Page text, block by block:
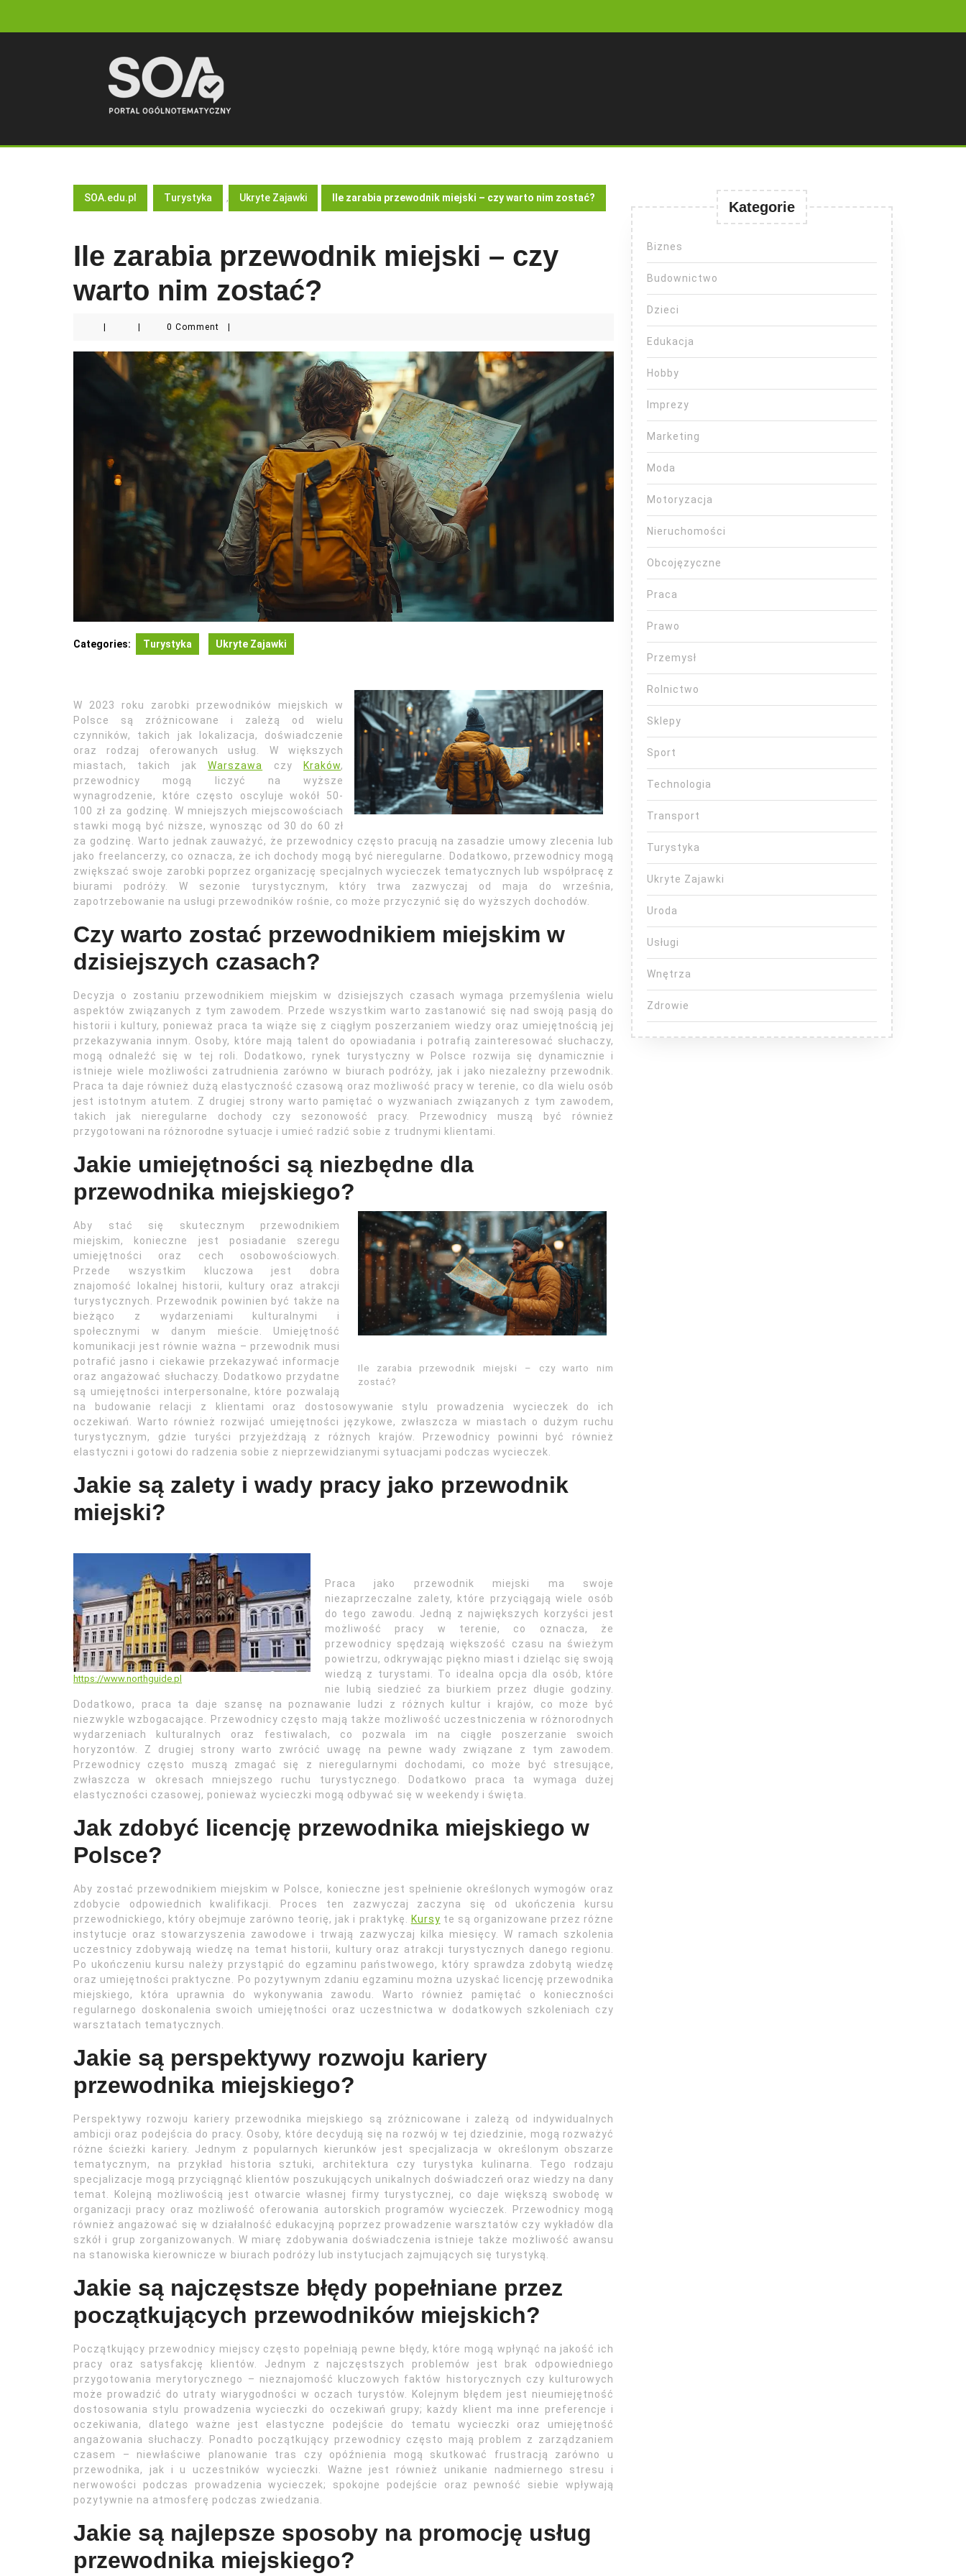
SOA.edu.pl Turystyka , Ukryte Zajawki Ile zarabia przewodnik miejski – czy warto nim zostać?
Ile zarabia przewodnik miejski – czy
warto nim zostać?
0 Comment
Categories: Turystyka Ukryte Zajawki
W 2023 roku zarobki przewodników miejskich w
Polsce są zróżnicowane i zależą od wielu
czynników, takich jak lokalizacja, doświadczenie
oraz rodzaj oferowanych usług. W większych
miastach, takich jakWarszawa czy Kraków,
przewodnicy mogą liczyć na wyższe
wynagrodzenie, które często oscyluje wokół 50-
100 zł za godzinę. W mniejszych miejscowościach
stawki mogą być niższe, wynosząc od 30 do 60 zł
za godzinę. Warto jednak zauważyć, że przewodnicy często pracują na zasadzie umowy zlecenia lub
jako freelancerzy, co oznacza, że ich dochody mogą być nieregularne. Dodatkowo, przewodnicy mogą
zwiększać swoje zarobki poprzez organizację specjalnych wycieczek tematycznych lub współpracę z
biurami podróży. W sezonie turystycznym, który trwa zazwyczaj od maja do września,
zapotrzebowanie na usługi przewodników rośnie, co może przyczynić się do wyższych dochodów.
Czy warto zostać przewodnikiem miejskim w
dzisiejszych czasach?
Decyzja o zostaniu przewodnikiem miejskim w dzisiejszych czasach wymaga przemyślenia wielu
aspektów związanych z tym zawodem. Przede wszystkim warto zastanowić się nad swoją pasją do
historii i kultury, ponieważ praca ta wiąże się z ciągłym poszerzaniem wiedzy oraz umiejętnością jej
przekazywania innym. Osoby, które mają talent do opowiadania i potrafią zainteresować słuchaczy,
mogą odnaleźć się w tej roli. Dodatkowo, rynek turystyczny w Polsce rozwija się dynamicznie i
istnieje wiele możliwości zatrudnienia zarówno w biurach podróży, jak i jako niezależny przewodnik.
Praca ta daje również dużą elastyczność czasową oraz możliwość pracy w terenie, co dla wielu osób
jest istotnym atutem. Z drugiej strony warto pamiętać o wyzwaniach związanych z tym zawodem,
takich jak nieregularne dochody czy sezonowość pracy. Przewodnicy muszą być również
przygotowani na różnorodne sytuacje i umieć radzić sobie z trudnymi klientami.
Jakie umiejętności są niezbędne dla
przewodnika miejskiego?
Ile zarabia przewodnik miejski – czy warto nim
zostać?
Aby stać się skutecznym przewodnikiem
miejskim, konieczne jest posiadanie szeregu
umiejętności oraz cech osobowościowych.
Przede wszystkim kluczowa jest dobra
znajomość lokalnej historii, kultury oraz atrakcji
turystycznych. Przewodnik powinien być także na
bieżąco z wydarzeniami kulturalnymi i
społecznymi w danym mieście. Umiejętność
komunikacji jest równie ważna – przewodnik musi
potrafić jasno i ciekawie przekazywać informacje
oraz angażować słuchaczy. Dodatkowo przydatne
są umiejętności interpersonalne, które pozwalają
na budowanie relacji z klientami oraz dostosowywanie stylu prowadzenia wycieczek do ich
oczekiwań. Warto również rozwijać umiejętności językowe, zwłaszcza w miastach o dużym ruchu
turystycznym, gdzie turyści przyjeżdżają z różnych krajów. Przewodnicy powinni być również
elastyczni i gotowi do radzenia sobie z nieprzewidzianymi sytuacjami podczas wycieczek.
Jakie są zalety i wady pracy jako przewodnik
miejski?
https://www.northguide.pl
Praca jako przewodnik miejski ma swoje
niezaprzeczalne zalety, które przyciągają wiele osób
do tego zawodu. Jedną z największych korzyści jest
możliwość pracy w terenie, co oznacza, że
przewodnicy spędzają większość czasu na świeżym
powietrzu, odkrywając piękno miast i dzieląc się swoją
wiedzą z turystami. To idealna opcja dla osób, które
nie lubią siedzieć za biurkiem przez długie godziny.
Dodatkowo, praca ta daje szansę na poznawanie ludzi z różnych kultur i krajów, co może być
niezwykle wzbogacające. Przewodnicy często mają także możliwość uczestniczenia w różnorodnych
wydarzeniach kulturalnych oraz festiwalach, co pozwala im na ciągłe poszerzanie swoich
horyzontów. Z drugiej strony warto zwrócić uwagę na pewne wady związane z tym zawodem.
Przewodnicy często muszą zmagać się z nieregularnymi dochodami, co może być stresujące,
zwłaszcza w okresach mniejszego ruchu turystycznego. Dodatkowo praca ta wymaga dużej
elastyczności czasowej, ponieważ wycieczki mogą odbywać się w weekendy i święta.
Jak zdobyć licencję przewodnika miejskiego w
Polsce?
Aby zostać przewodnikiem miejskim w Polsce, konieczne jest spełnienie określonych wymogów oraz
zdobycie odpowiednich kwalifikacji. Proces ten zazwyczaj zaczyna się od ukończenia kursu
przewodnickiego, który obejmuje zarówno teorię, jak i praktykę.
Kursy te są organizowane przez różne
instytucje oraz stowarzyszenia zawodowe i trwają zazwyczaj kilka miesięcy. W ramach szkolenia
uczestnicy zdobywają wiedzę na temat historii, kultury oraz atrakcji turystycznych danego regionu.
Po ukończeniu kursu należy przystąpić do egzaminu państwowego, który sprawdza zdobytą wiedzę
oraz umiejętności praktyczne. Po pozytywnym zdaniu egzaminu można uzyskać licencję przewodnika
miejskiego, która uprawnia do wykonywania zawodu. Warto również pamiętać o konieczności
regularnego doskonalenia swoich umiejętności oraz uczestnictwa w dodatkowych szkoleniach czy
warsztatach tematycznych.
Jakie są perspektywy rozwoju kariery
przewodnika miejskiego?
Perspektywy rozwoju kariery przewodnika miejskiego są zróżnicowane i zależą od indywidualnych
ambicji oraz podejścia do pracy. Osoby, które decydują się na rozwój w tej dziedzinie, mogą rozważyć
różne ścieżki kariery. Jednym z popularnych kierunków jest specjalizacja w określonym obszarze
tematycznym, na przykład historia sztuki, architektura czy turystyka kulinarna. Tego rodzaju
specjalizacje mogą przyciągnąć klientów poszukujących unikalnych doświadczeń oraz wiedzy na dany
temat. Kolejną możliwością jest otwarcie własnej firmy turystycznej, co daje większą swobodę w
organizacji pracy oraz możliwość oferowania autorskich programów wycieczek. Przewodnicy mogą
również angażować się w działalność edukacyjną poprzez prowadzenie warsztatów czy wykładów dla
szkół i grup zorganizowanych. W miarę zdobywania doświadczenia istnieje także możliwość awansu
na stanowiska kierownicze w biurach podróży lub instytucjach zajmujących się turystyką.
Jakie są najczęstsze błędy popełniane przez
początkujących przewodników miejskich?
Początkujący przewodnicy miejscy często popełniają pewne błędy, które mogą wpłynąć na jakość ich
pracy oraz satysfakcję klientów. Jednym z najczęstszych problemów jest brak odpowiedniego
przygotowania merytorycznego – nieznajomość kluczowych faktów historycznych czy kulturowych
może prowadzić do utraty wiarygodności w oczach turystów. Kolejnym błędem jest nieumiejętność
dostosowania stylu prowadzenia wycieczki do oczekiwań grupy; każdy klient ma inne preferencje i
oczekiwania, dlatego ważne jest elastyczne podejście do tematu wycieczki oraz umiejętność
angażowania słuchaczy. Ponadto początkujący przewodnicy często mają problem z zarządzaniem
czasem – niewłaściwe planowanie tras czy opóźnienia mogą skutkować frustracją zarówno u
przewodnika, jak i u uczestników wycieczki. Ważne jest również unikanie nadmiernego stresu i
nerwowości podczas prowadzenia wycieczek; spokojne podejście oraz pewność siebie wpływają
pozytywnie na atmosferę podczas zwiedzania.
Jakie są najlepsze sposoby na promocję usług
przewodnika miejskiego?
Kategorie
Biznes
Budownictwo
Dzieci
Edukacja
Hobby
Imprezy
Marketing
Moda
Motoryzacja
Nieruchomości
Obcojęzyczne
Praca
Prawo
Przemysł
Rolnictwo
Sklepy
Sport
Technologia
Transport
Turystyka
Ukryte Zajawki
Uroda
Usługi
Wnętrza
Zdrowie